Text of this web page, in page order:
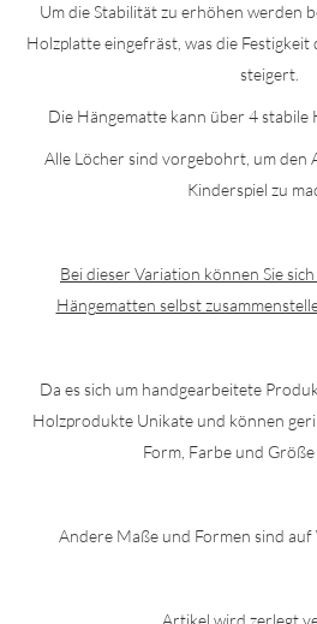
Um die Stabilität zu erhöhen werden
Holzplatte eingefräst, was die Festigkeit
steigert.
Die Hängematte kann über 4 stabile
Alle Löcher sind vorgebohrt, um den
Kinderspiel zu
Bei dieser Variation können Sie
Hängematten selbst
Da es sich um handgearbeitete
Holzprodukte Unikate und können
Form, Farbe und Größe
Andere Maße und Formen sind auf
Artikel wird zerlegt